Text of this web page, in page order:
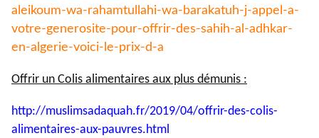
aleikoum-wa-rahamtullahi-wa-barakatuh-j-appel-a-
votre-generosite-pour-offrir-des-sahih-al-adhkar-
en-algerie-voici-le-prix-d-a
Offrir un Colis alimentaires aux plus démunis :
http://muslimsadaquah.fr/2019/04/offrir-des-colis-
alimentaires-aux-pauvres.html